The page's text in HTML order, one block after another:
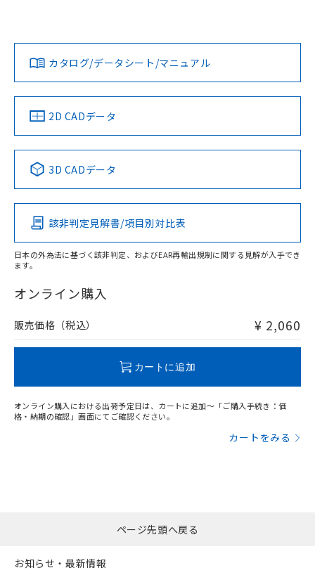
ダウンロードデータをご利用いただく前に、以下を必ずお読
みください。
ソフトウェアの使用条件
対応済み
中国 RoHS 注意事項・凡例
Pb Hg Cd Cr(VI)
O
在庫等で未対応品が混在する可能性があります。
問い合わせください。
カタログ/データシート/マニュアル
2D CADデータ
3D CADデータ
該非判定見解書/項目別対比表
日本の外為法に基づく該非判定、およびEAR再輸出規制に関する見解が入手でき
ます。
オンライン購入
販売価格（税込） ¥ 2,060
カートに追加
オンライン購入における出荷予定日は、カートに追加～「ご購入手続き：価
格・納期の確認」画面にてご確認ください。
カートをみる
ページ先頭へ戻る
お知らせ・最新情報